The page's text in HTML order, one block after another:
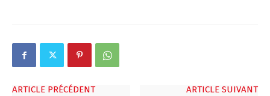
ARTICLE PRÉCÉDENT ARTICLE SUIVANT